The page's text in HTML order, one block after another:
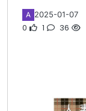
A 2025-01-07
0 1 36